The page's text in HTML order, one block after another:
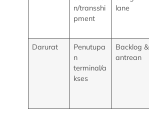
n/transshi
pment
lane
Darurat
Penutupa
n
terminal/a
kses
Backlog &
antrean